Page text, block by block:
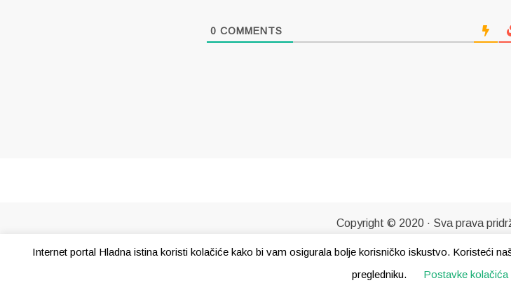
0 COMMENTS
Internet portal Hladna istina koristi kolačiće kako bi vam osigurala bolje korisničko iskustvo. Koristeći
pregledniku.
Postavke kolačića
Copyright © 2020 · Sva prava